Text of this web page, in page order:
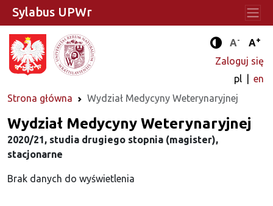
Tryb
A- A+
Zaloguj się
pl
en
Strona główna
Wydział Medycyny Weterynaryjnej
Sylabus UPWr
Wydział Medycyny Weterynaryjnej
2020/21, studia drugiego stopnia (magister),
stacjonarne
Brak danych do wyświetlenia